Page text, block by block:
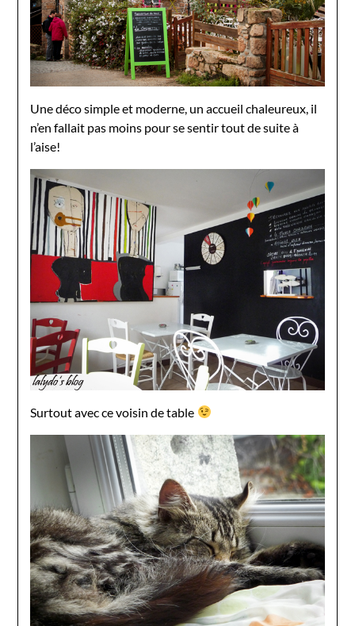
Une déco simple et moderne, un accueil chaleureux, il
n’en fallait pas moins pour se sentir tout de suite à
l’aise!
Surtout avec ce voisin de table